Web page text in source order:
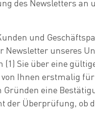
des Newsletters
und
Newsletter unseres
Sie über eine
Ihnen erstmalig
eine
der Überprüfung, ob